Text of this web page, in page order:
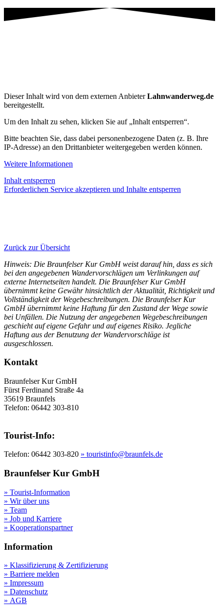
Dieser Inhalt wird von dem externen AnbieterLahnwanderweg.de
bereitgestellt.
Um den Inhalt zu sehen, klicken Sie auf „Inhalt entsperren“.
Bitte beachten Sie, dass dabei personenbezogene Daten (z. B. Ihre
IP-Adresse) an den Drittanbieter weitergegeben werden können.
Weitere Informationen
Inhalt entsperren
Erforderlichen Service akzeptieren und Inhalte entsperren
Zurück zur Übersicht
Hinweis: Die Braunfelser Kur GmbH weist darauf hin, dass es sich
bei den angegebenen Wandervorschlägen um Verlinkungen auf
externe Internetseiten handelt. Die Braunfelser Kur GmbH
übernimmt keine Gewähr hinsichtlich der Aktualität, Richtigkeit und
Vollständigkeit der Wegebeschreibungen. Die Braunfelser Kur
GmbH übernimmt keine Haftung für den Zustand der Wege sowie
bei Unfällen. Die Nutzung der angegebenen Wegebeschreibungen
geschieht auf eigene Gefahr und auf eigenes Risiko. Jegliche
Haftung aus der Benutzung der Wandervorschläge ist
ausgeschlossen.
Kontakt
Braunfelser Kur GmbH
Fürst Ferdinand Straße 4a
35619 Braunfels
Telefon: 06442 303-810
Tourist-Info:
Telefon: 06442 303-820 » touristinfo@braunfels.de
Braunfelser Kur GmbH
» Tourist-Information
» Wir über uns
» Team
» Job und Karriere
» Kooperationspartner
Information
» Klassifizierung & Zertifizierung
» Barriere melden
» Impressum
» Datenschutz
» AGB